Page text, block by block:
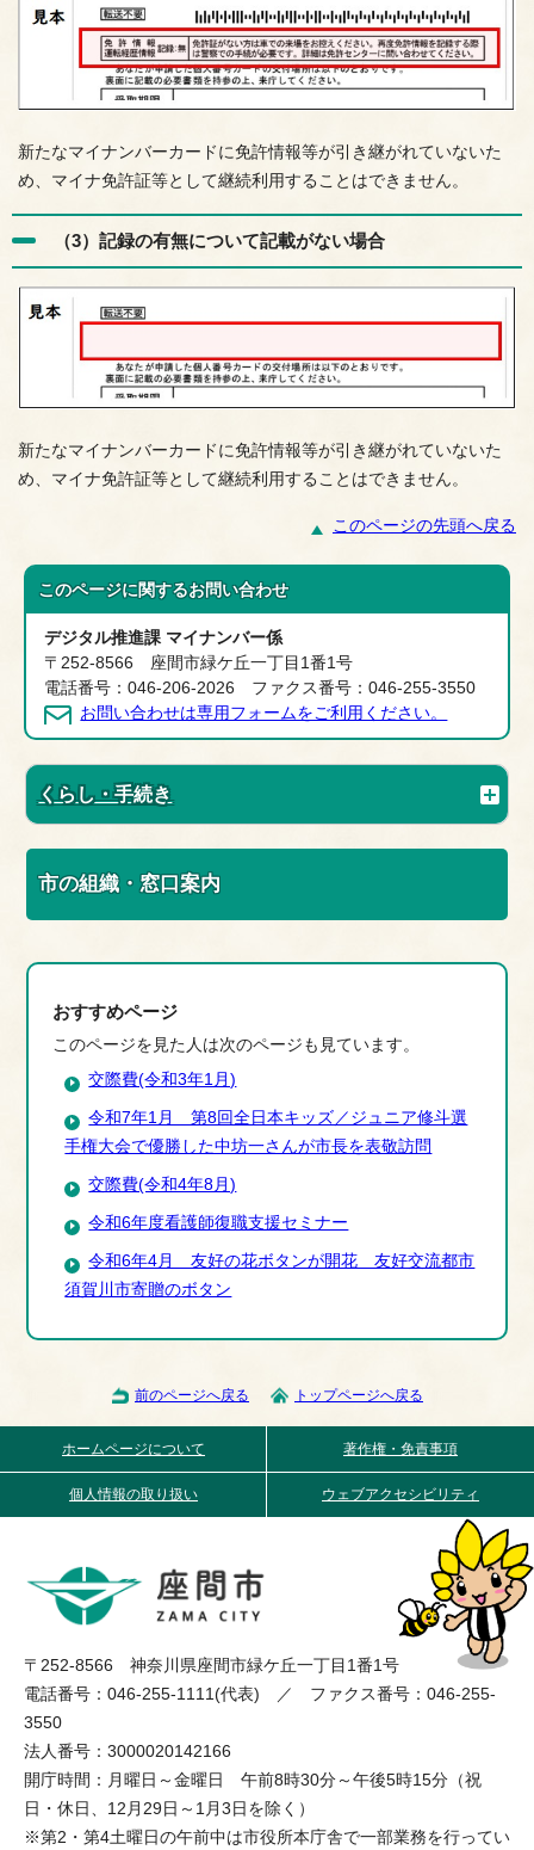
新たなマイナンバーカードに免許情報等が引き継がれていないた
め、マイナ免許証等として継続利用することはできません。
（3）記録の有無について記載がない場合
新たなマイナンバーカードに免許情報等が引き継がれていないた
め、マイナ免許証等として継続利用することはできません。
このページの先頭へ戻る
このページに関するお問い合わせ
デジタル推進課 マイナンバー係
〒252-8566 座間市緑ケ丘一丁目1番1号
電話番号：046-206-2026 ファクス番号：046-255-3550
お問い合わせは専用フォームをご利用ください。
くらし・手続き
市の組織・窓口案内
おすすめページ
このページを見た人は次のページも見ています。
交際費(令和3年1月)
令和7年1月 第8回全日本キッズ／ジュニア修斗選
手権大会で優勝した中坊一さんが市長を表敬訪問
交際費(令和4年8月)
令和6年度看護師復職支援セミナー
令和6年4月 友好の花ボタンが開花 友好交流都市
須賀川市寄贈のボタン
前のページへ戻る トップページへ戻る
ホームページについて 著作権・免責事項
個人情報の取り扱い ウェブアクセシビリティ
〒252-8566 神奈川県座間市緑ケ丘一丁目1番1号
電話番号：046-255-1111(代表) ／ ファクス番号：046-255-
3550
法人番号：3000020142166
開庁時間：月曜日～金曜日 午前8時30分～午後5時15分（祝
日・休日、12月29日～1月3日を除く）
※第2・第4土曜日の午前中は市役所本庁舎で一部業務を行ってい